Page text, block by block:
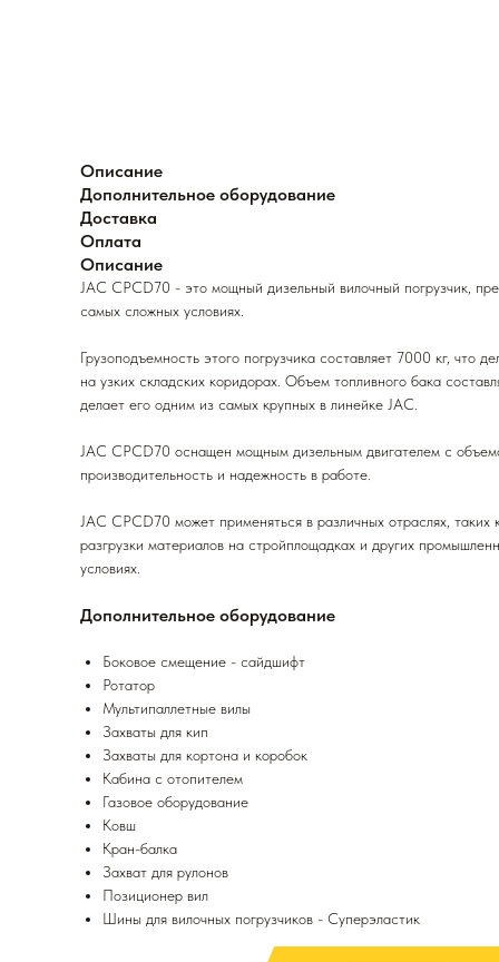
Описание
Дополнительное оборудование
Доставка
Оплата
Описание
JAC CPCD70 - это мощный дизельный вилочный погрузчик,
самых сложных условиях.
Грузоподъемность этого погрузчика составляет 7000 кг,
на узких складских коридорах. Объем топливного бака
делает его одним из самых крупных в линейке JAC.
JAC CPCD70 оснащен мощным дизельным двигателем с
производительность и надежность в работе.
JAC CPCD70 может применяться в различных отраслях, таких
разгрузки материалов на стройплощадках и других
условиях.
Дополнительное оборудование
Боковое смещение - сайдшифт
Ротатор
Мультипаллетные вилы
Захваты для кип
Захваты для кортона и коробок
Кабина с отопителем
Газовое оборудование
Ковш
Кран-балка
Захват для рулонов
Позиционер вил
Шины для вилочных погрузчиков - Суперэластик